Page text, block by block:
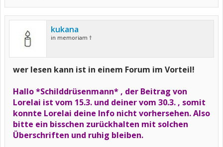
kukana
in memoriam †
wer lesen kann ist in einem Forum im Vorteil!
Hallo *Schilddrüsenmann* , der Beitrag von
Lorelai ist vom 15.3. und deiner vom 30.3. , somit
konnte Lorelai deine Info nicht vorhersehen. Also
bitte ein bisschen zurückhalten mit solchen
Überschriften und ruhig bleiben.